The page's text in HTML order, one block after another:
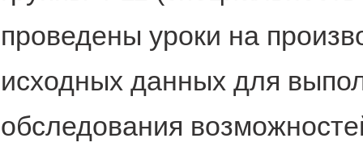
проведены уроки на
исходных данных для
обследования